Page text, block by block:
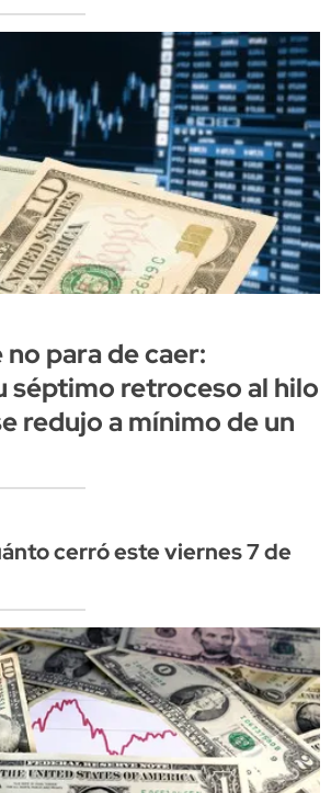
para de caer:
séptimo retroceso al hilo
redujo a mínimo de un
cerró este viernes 7 de